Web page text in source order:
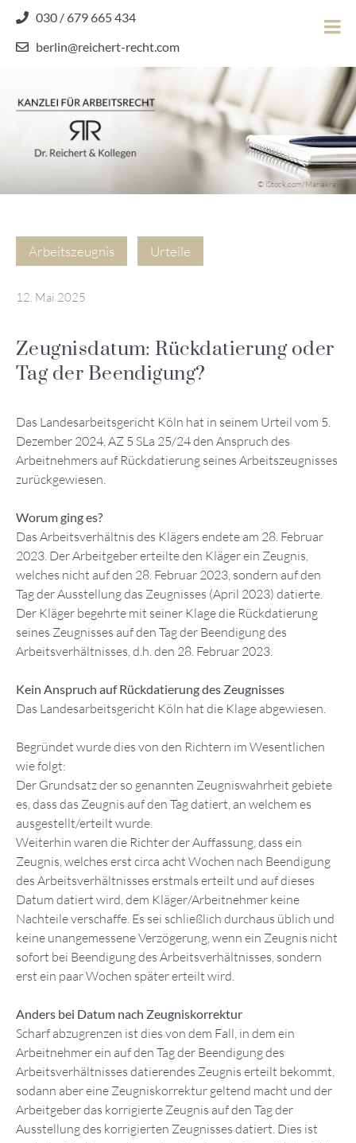
content
030 / 679 665 434
berlin@reichert-recht.com
Dr.
Reichert
Arbeitsrecht
© iStock.com/Mariakray
Arbeitszeugnis Urteile
12. Mai 2025
Zeugnisdatum: Rückdatierung oder
Tag der Beendigung?
Das Landesarbeitsgericht Köln hat in seinem Urteil vom 5.
Dezember 2024, AZ 5 SLa 25/24 den Anspruch des
Arbeitnehmers auf Rückdatierung seines Arbeitszeugnisses
zurückgewiesen.
Worum ging es?
Das Arbeitsverhältnis des Klägers endete am 28. Februar
2023. Der Arbeitgeber erteilte den Kläger ein Zeugnis,
welches nicht auf den 28. Februar 2023, sondern auf den
Tag der Ausstellung das Zeugnisses (April 2023) datierte.
Der Kläger begehrte mit seiner Klage die Rückdatierung
seines Zeugnisses auf den Tag der Beendigung des
Arbeitsverhältnisses, d.h. den 28. Februar 2023.
Kein Anspruch auf Rückdatierung des Zeugnisses
Das Landesarbeitsgericht Köln hat die Klage abgewiesen.
Begründet wurde dies von den Richtern im Wesentlichen
wie folgt:
Der Grundsatz der so genannten Zeugniswahrheit gebiete
es, dass das Zeugnis auf den Tag datiert, an welchem es
ausgestellt/erteilt wurde.
Weiterhin waren die Richter der Auffassung, dass ein
Zeugnis, welches erst circa acht Wochen nach Beendigung
des Arbeitsverhältnisses erstmals erteilt und auf dieses
Datum datiert wird, dem Kläger/Arbeitnehmer keine
Nachteile verschaffe. Es sei schließlich durchaus üblich und
keine unangemessene Verzögerung, wenn ein Zeugnis nicht
sofort bei Beendigung des Arbeitsverhältnisses, sondern
erst ein paar Wochen später erteilt wird.
Anders bei Datum nach Zeugniskorrektur
Scharf abzugrenzen ist dies von dem Fall, in dem ein
Arbeitnehmer ein auf den Tag der Beendigung des
Arbeitsverhältnisses datierendes Zeugnis erteilt bekommt,
sodann aber eine Zeugniskorrektur geltend macht und der
Arbeitgeber das korrigierte Zeugnis auf den Tag der
Ausstellung des korrigierten Zeugnisses datiert. Dies ist